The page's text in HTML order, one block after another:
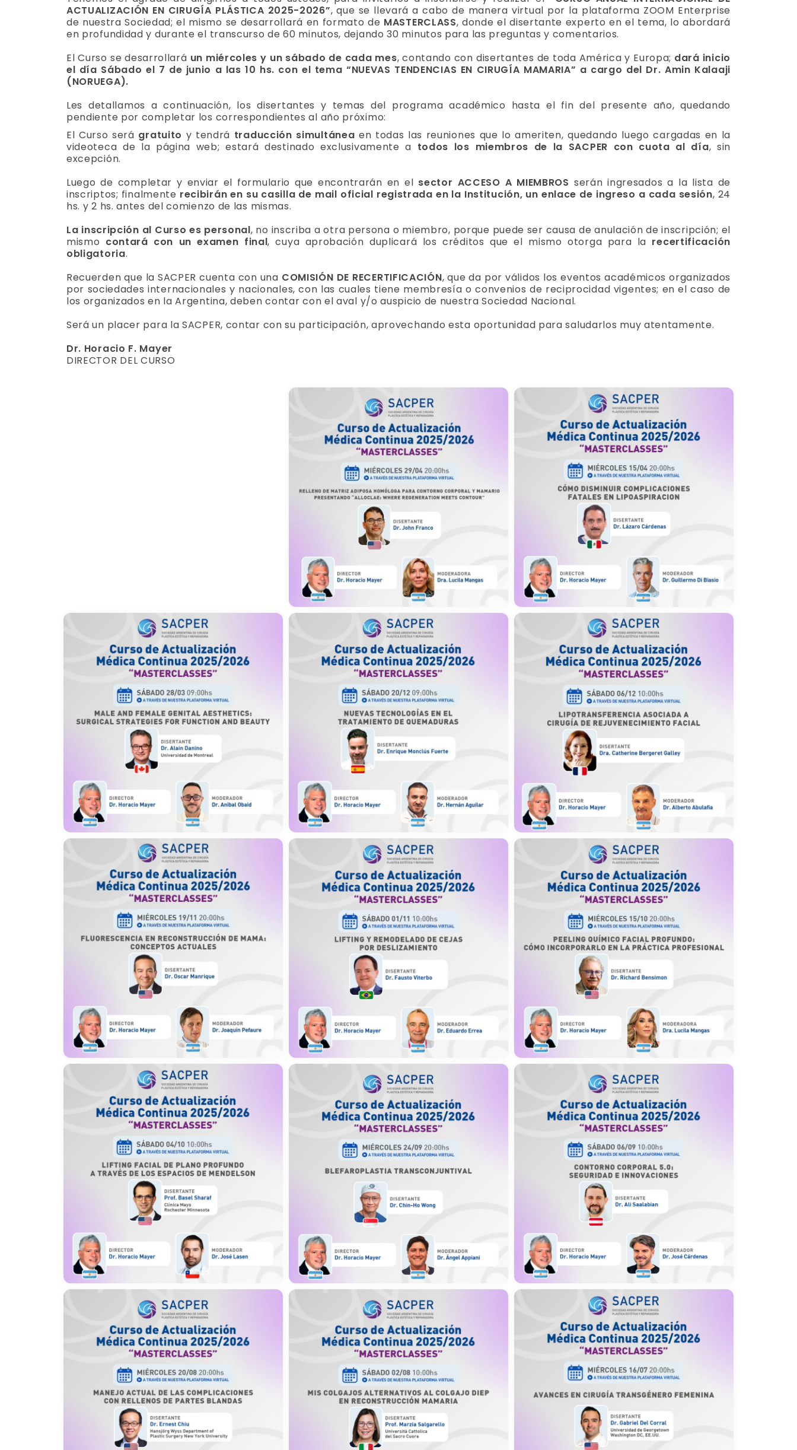
ACTUALIZACIÓN EN CIRUGÍA PLÁSTICA 2025-2026”, que se llevará a cabo de manera virtual por la plataforma ZOOM Enterprise
de nuestra Sociedad; el mismo se desarrollará en formato de MASTERCLASS, donde el disertante experto en el tema, lo abordará
en profundidad y durante el transcurso de 60 minutos, dejando 30 minutos para las preguntas y comentarios.
El Curso se desarrollará un miércoles y un sábado de cada mes, contando con disertantes de toda América y Europa; dará inicio
el día Sábado el 7 de junio a las 10 hs. con el tema “NUEVAS TENDENCIAS EN CIRUGÍA MAMARIA” a cargo del Dr. Amin Kalaaji
(NORUEGA).
Les detallamos a continuación, los disertantes y temas del programa académico hasta el fin del presente año, quedando
pendiente por completar los correspondientes al año próximo:
El Curso será gratuito y tendrá traducción simultánea en todas las reuniones que lo ameriten, quedando luego cargadas en la
videoteca de la página web; estará destinado exclusivamente a todos los miembros de la SACPER con cuota al día, sin
excepción.
Luego de completar y enviar el formulario que encontrarán en el sector ACCESO A MIEMBROS serán ingresados a la lista de
inscriptos; finalmente recibirán en su casilla de mail oficial registrada en la Institución, un enlace de ingreso a cada sesión, 24
hs. y 2 hs. antes del comienzo de las mismas.
La inscripción al Curso es personal, no inscriba a otra persona o miembro, porque puede ser causa de anulación de inscripción; el
mismo contará con un examen final, cuya aprobación duplicará los créditos que el mismo otorga para la recertificación
obligatoria.
Recuerden que la SACPER cuenta con una COMISIÓN DE RECERTIFICACIÓN, que da por válidos los eventos académicos organizados
por sociedades internacionales y nacionales, con las cuales tiene membresía o convenios de reciprocidad vigentes; en el caso de
los organizados en la Argentina, deben contar con el aval y/o auspicio de nuestra Sociedad Nacional.
Será un placer para la SACPER, contar con su participación, aprovechando esta oportunidad para saludarlos muy atentamente.
Dr. Horacio F. Mayer
DIRECTOR DEL CURSO